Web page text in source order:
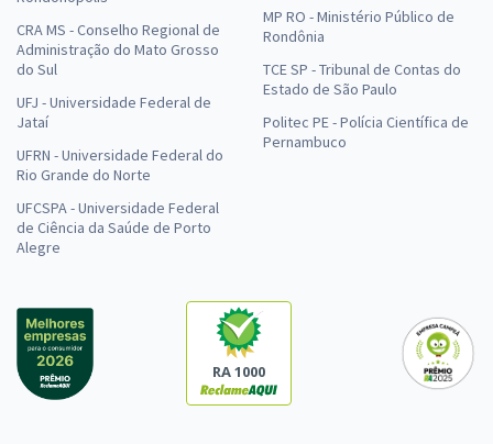
CRA MS - Conselho Regional de
Administração do Mato Grosso
do Sul
UFJ - Universidade Federal de
Jataí
UFRN - Universidade Federal do
Rio Grande do Norte
UFCSPA - Universidade Federal
de Ciência da Saúde de Porto
Alegre
MP RO - Ministério Público de
Rondônia
TCE SP - Tribunal de Contas do
Estado de São Paulo
Politec PE - Polícia Científica de
Pernambuco
RA 1000